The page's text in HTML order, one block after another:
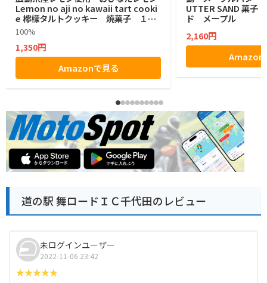
Lemon no aji no kawaii tart cooki
e 檸檬タルトクッキー 焼菓子 １２
個
100%
1,350円
Amazonで見る
UTTER SAND 菓
ド メープル
2,160円
Amazon
道の駅 舞ロードＩＣ千代田のレビュー
未ログインユーザー
2022-11-06 23:42